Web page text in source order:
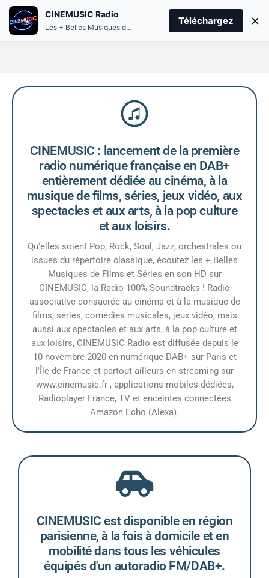
play_arrow PLAY CINEMUSIC
CINEMUSIC : lancement de la première
radio numérique française en DAB+
entièrement dédiée au cinéma, à la
musique de films, séries, jeux vidéo, aux
spectacles et aux arts, à la pop culture
et aux loisirs.
Qu'elles soient Pop, Rock, Soul, Jazz, orchestrales ou
issues du répertoire classique, écoutez les + Belles
Musiques de Films et Séries en son HD sur
CINEMUSIC, la Radio 100% Soundtracks ! Radio
associative consacrée au cinéma et à la musique de
films, séries, comédies musicales, jeux vidéo, mais
aussi aux spectacles et aux arts, à la pop culture et
aux loisirs, CINEMUSIC Radio est diffusée depuis le
10 novembre 2020 en numérique DAB+ sur Paris et
l'Île-de-France et partout ailleurs en streaming sur
www.cinemusic.fr , applications mobiles dédiées,
Radioplayer France, TV et enceintes connectées
Amazon Echo (Alexa).
CINEMUSIC est disponible en région
parisienne, à la fois à domicile et en
mobilité dans tous les véhicules
équipés d'un autoradio FM/DAB+.
CINEMUSIC Radio
Les + Belles Musiques de Films et Séries
Téléchargez ×